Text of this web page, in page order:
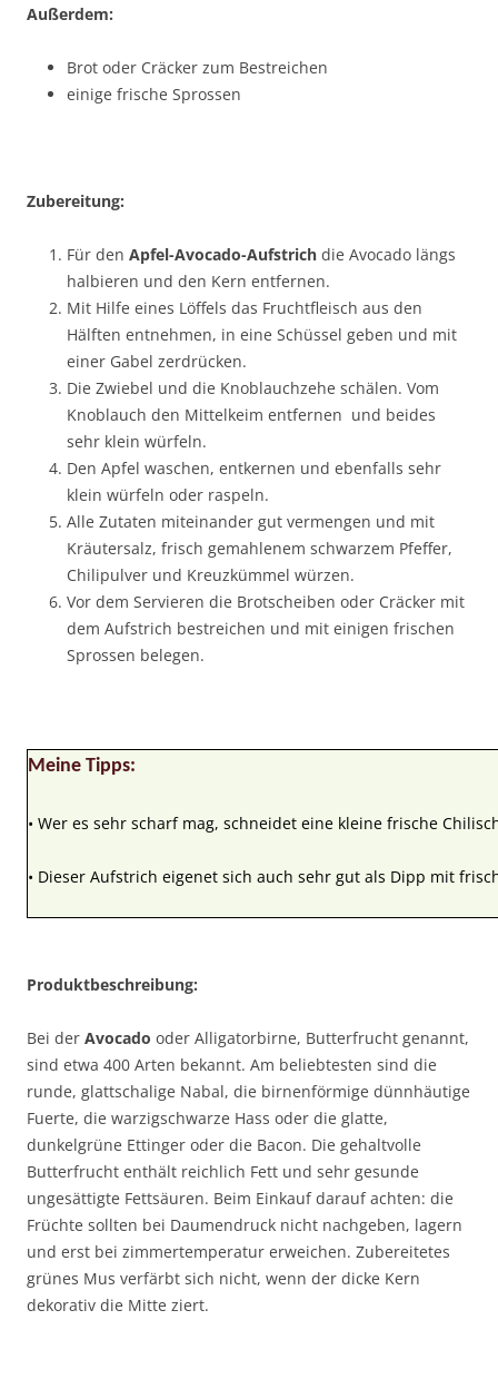
Außerdem:
Brot oder Cräcker zum Bestreichen
einige frische Sprossen
Zubereitung:
Für den Apfel-Avocado-Aufstrich die Avocado längs
halbieren und den Kern entfernen.
Mit Hilfe eines Löffels das Fruchtfleisch aus den
Hälften entnehmen, in eine Schüssel geben und mit
einer Gabel zerdrücken.
Die Zwiebel und die Knoblauchzehe schälen. Vom
Knoblauch den Mittelkeim entfernen und beides
sehr klein würfeln.
Den Apfel waschen, entkernen und ebenfalls sehr
klein würfeln oder raspeln.
Alle Zutaten miteinander gut vermengen und mit
Kräutersalz, frisch gemahlenem schwarzem Pfeffer,
Chilipulver und Kreuzkümmel würzen.
Vor dem Servieren die Brotscheiben oder Cräcker mit
dem Aufstrich bestreichen und mit einigen frischen
Sprossen belegen.
Meine Tipps:
• Wer es sehr scharf mag, schneidet eine kleine frische
• Dieser Aufstrich eigenet sich auch sehr gut als Dipp mit
Produktbeschreibung:
Bei der Avocado oder Alligatorbirne, Butterfrucht genannt,
sind etwa 400 Arten bekannt. Am beliebtesten sind die
runde, glattschalige Nabal, die birnenförmige dünnhäutige
Fuerte, die warzigschwarze Hass oder die glatte,
dunkelgrüne Ettinger oder die Bacon. Die gehaltvolle
Butterfrucht enthält reichlich Fett und sehr gesunde
ungesättigte Fettsäuren. Beim Einkauf darauf achten: die
Früchte sollten bei Daumendruck nicht nachgeben, lagern
und erst bei zimmertemperatur erweichen. Zubereitetes
grünes Mus verfärbt sich nicht, wenn der dicke Kern
dekorativ die Mitte ziert.